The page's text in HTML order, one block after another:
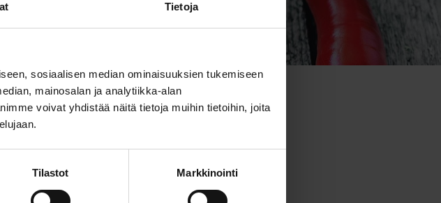
Tietoja
sosiaalisen median ominaisuuksien tukemiseen
mainosalan ja analytiikka-alan
voivat yhdistää näitä tietoja muihin tietoihin, joita
Tilastot Markkinointi